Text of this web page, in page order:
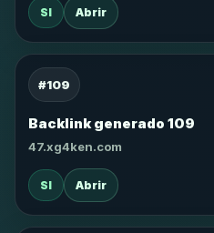
SI Abrir
#109
Backlink generado 109
47.xg4ken.com
SI Abrir